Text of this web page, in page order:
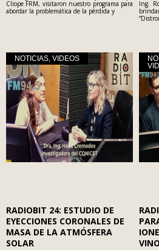
Cliope FRM, visitaron nuestro programa para
abordar la problemática de la pérdida y
Ing.
NOTICIAS, VIDEOS
RADIOBIT 24: ESTUDIO DE
EYECCIONES CORONALES DE
MASA DE LA ATMÓSFERA
SOLAR
VINO